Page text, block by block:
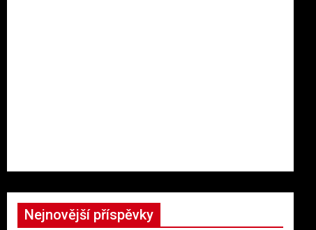
Nejnovější příspěvky